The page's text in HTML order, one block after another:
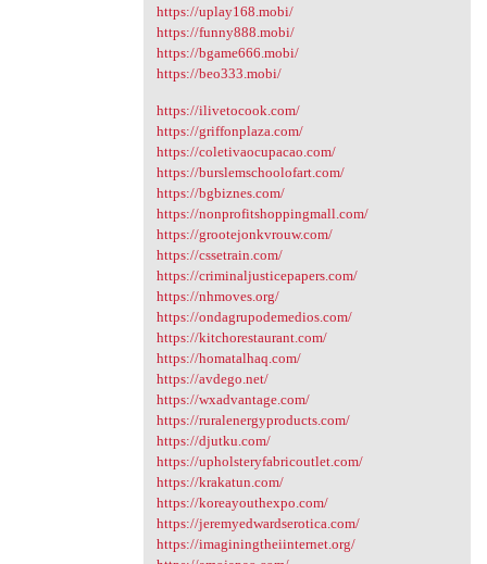
https://uplay168.mobi/
https://funny888.mobi/
https://bgame666.mobi/
https://beo333.mobi/
https://ilivetocook.com/
https://griffonplaza.com/
https://coletivaocupacao.com/
https://burslemschoolofart.com/
https://bgbiznes.com/
https://nonprofitshoppingmall.com/
https://grootejonkvrouw.com/
https://cssetrain.com/
https://criminaljusticepapers.com/
https://nhmoves.org/
https://ondagrupodemedios.com/
https://kitchorestaurant.com/
https://homatalhaq.com/
https://avdego.net/
https://wxadvantage.com/
https://ruralenergyproducts.com/
https://djutku.com/
https://upholsteryfabricoutlet.com/
https://krakatun.com/
https://koreayouthexpo.com/
https://jeremyedwardserotica.com/
https://imaginingtheiinternet.org/